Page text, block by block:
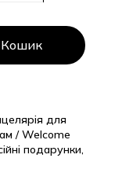
для
/ Welcome
подарунки,